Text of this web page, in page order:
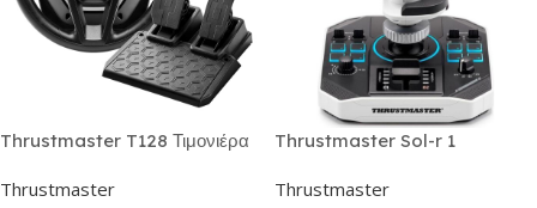
Thrustmaster T128 Τιμονιέρα
με 900 Περιστροφής
Thrustmaster
Thrustmaster Sol-r 1
2960920
Thrustmaster